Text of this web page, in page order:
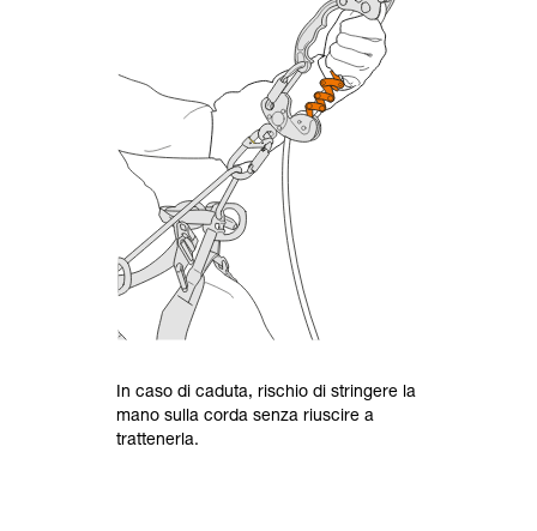
In caso di caduta, rischio di stringere la
mano sulla corda senza riuscire a
trattenerla.